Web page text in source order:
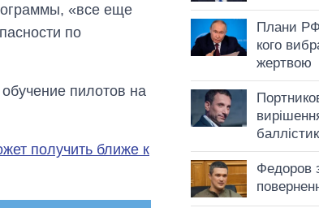
«все еще
по
пилотов на
получить ближе к